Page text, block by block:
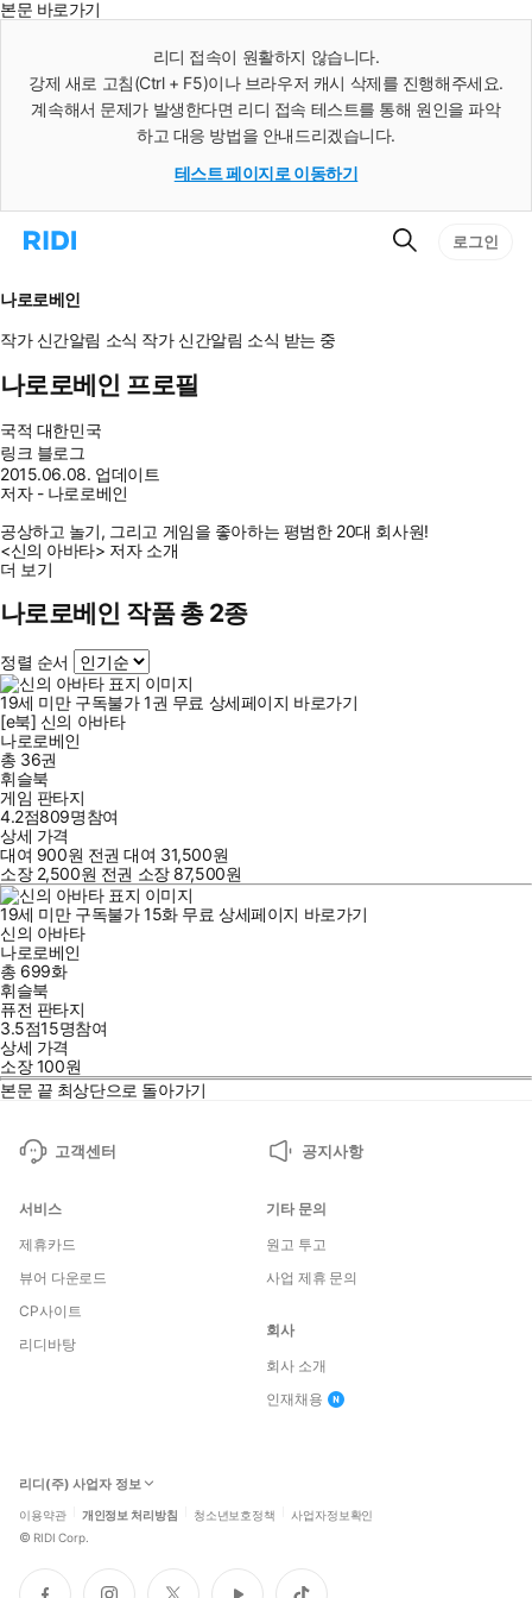
본문 바로가기
리디 접속이 원활하지 않습니다.
강제 새로 고침(Ctrl + F5)이나 브라우저 캐시 삭제를 진행해주세요.
계속해서 문제가 발생한다면 리디 접속 테스트를 통해 원인을 파악
하고 대응 방법을 안내드리겠습니다.
테스트 페이지로 이동하기
리
으
이
동
검
로그인
나로로베인
작가 신간알림 소식 작가 신간알림 소식 받는 중
나로로베인 프로필
국적 대한민국
링크 블로그
2015.06.08. 업데이트
저자 - 나로로베인
공상하고 놀기, 그리고 게임을 좋아하는 평범한 20대 회사원!
<신의 아바타> 저자 소개
더 보기
나로로베인 작품 총 2종
정렬 순서
19세 미만 구독불가 1권 무료 상세페이지 바로가기
[e북] 신의 아바타
나로로베인
총 36권
휘슬북
게임 판타지
4.2점809명참여
상세 가격
대여 900원 전권 대여 31,500원
소장 2,500원 전권 소장 87,500원
19세 미만 구독불가 15화 무료 상세페이지 바로가기
신의 아바타
나로로베인
총 699화
휘슬북
퓨전 판타지
3.5점15명참여
상세 가격
소장100원
본문 끝 최상단으로 돌아가기
고객센터 공지사항
서비스
제휴카드
뷰어 다운로드
CP사이트
리디바탕
기타 문의
원고 투고
사업 제휴 문의
회사
회사 소개
인재채용
리디(주) 사업자 정보
이용약관 개인정보 처리방침 청소년보호정책 사업자정보확인
© RIDI Corp.